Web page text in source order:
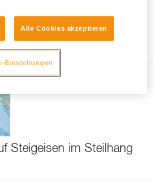
von
Seile?
Steigeisen im Steilhang
Alle Cookies akzeptieren
Einstellungen